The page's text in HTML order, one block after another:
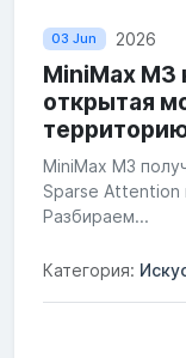
03 Jun 2026
MiniMax M3
открытая
MiniMax M3
Sparse Attention
Разбираем...
Категория: